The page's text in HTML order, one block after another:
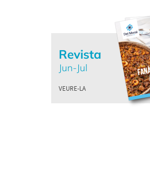
Revista
Jun-Jul
VEURE-LA